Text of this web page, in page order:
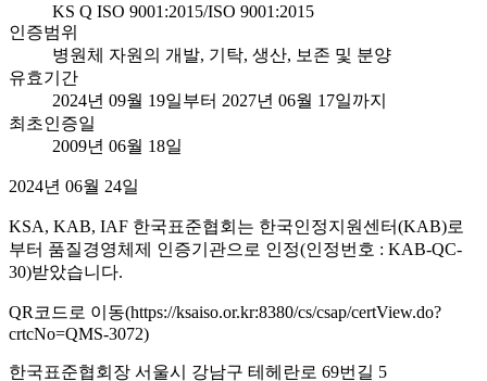
KS Q ISO 9001:2015/ISO 9001:2015
인증범위
병원체 자원의 개발, 기탁, 생산, 보존 및 분양
유효기간
2024년 09월 19일부터 2027년 06월 17일까지
최초인증일
2009년 06월 18일
2024년 06월 24일
KSA, KAB, IAF 한국표준협회는 한국인정지원센터(KAB)로
부터 품질경영체제 인증기관으로 인정(인정번호 : KAB-QC-
30)받았습니다.
QR코드로 이동(https://ksaiso.or.kr:8380/cs/csap/certView.do?
crtcNo=QMS-3072)
한국표준협회장 서울시 강남구 테헤란로 69번길 5